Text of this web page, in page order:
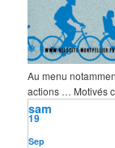
Au menu
actions … Motivés
Sep
19
sam